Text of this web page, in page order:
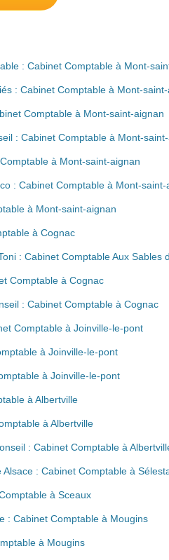
: Cabinet Comptable à Mont-
: Cabinet Comptable à Mont-
Comptable à Mont-saint-aignan
: Cabinet Comptable à Mont-
à Mont-saint-aignan
: Cabinet Comptable à Mont-saint-
à Mont-saint-aignan
à Cognac
: Cabinet Comptable Aux Sables
Comptable à Cognac
: Cabinet Comptable à Cognac
Comptable à Joinville-le-pont
à Joinville-le-pont
à Joinville-le-pont
à Albertville
à Albertville
: Cabinet Comptable à
Alsace : Cabinet Comptable à
à Sceaux
: Cabinet Comptable à Mougins
à Mougins